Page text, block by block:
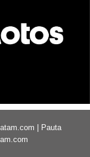
| Pauta